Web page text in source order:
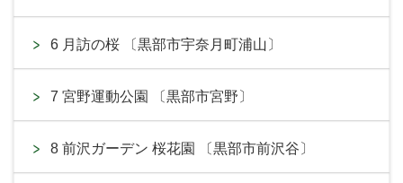
6 月訪の桜 〔黒部市宇奈月町浦山〕
7 宮野運動公園 〔黒部市宮野〕
8 前沢ガーデン 桜花園 〔黒部市前沢谷〕